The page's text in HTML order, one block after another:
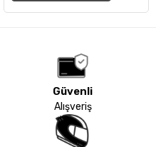
Güvenli
Alışveriş